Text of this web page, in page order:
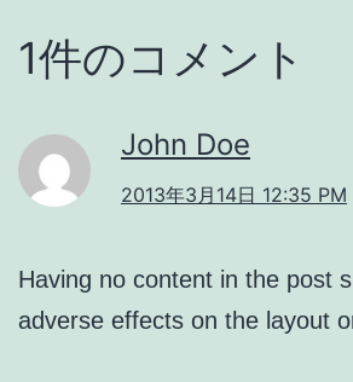
1件のコメント
John Doe
2013年3月14日 12:35 PM
Having no content in the post
adverse effects on the layout